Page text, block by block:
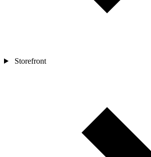
Storefront